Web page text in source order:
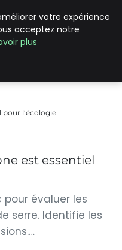
l’écologie
est essentiel
pour évaluer les
serre. Identifie les
votre expérience
acceptez notre
plus